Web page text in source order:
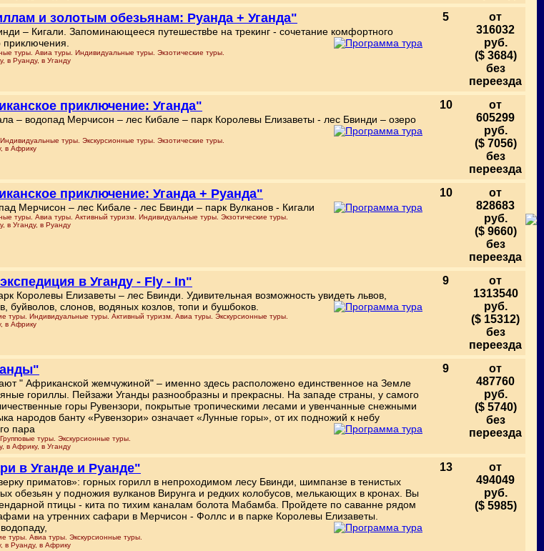
и золотым обезьянам: Руанда + Уганда"
– Кигали. Запоминающееся путешествbе на трекинг - сочетание комфортного
туры. Авиа туры. Индивидуальные туры. Экзотические туры.
в Руанду, в Уганду
5
от
316032
руб.
($ 3684)
без
переезда
приключение: Уганда"
– водопад Мерчисон – лес Кибале – парк Королевы Елизаветы - лес Бвинди – озеро
туры. Экскурсионные туры. Экзотические туры.
в Африку
10
от
605299
руб.
($ 7056)
без
переезда
приключение: Уганда + Руанда"
Мерчисон – лес Кибале - лес Бвинди – парк Вулканов - Кигали
туры. Авиа туры. Активный туризм. Индивидуальные туры. Экзотические туры.
в Уганду, в Руанду
10
от
828683
руб.
($ 9660)
без
переезда
в Уганду - Fly - In"
Королевы Елизаветы – лес Бвинди. Удивительная возможность увидеть львов,
буйволов, слонов, водяных козлов, топи и бушбоков.
туры. Индивидуальные туры. Активный туризм. Авиа туры. Экскурсионные туры.
в Африку
9
от
1313540
руб.
($ 15312)
без
переезда
" Африканской жемчужиной" – именно здесь расположено единственное на Земле
гориллы. Пейзажи Уганды разнообразны и прекрасны. На западе страны, у самого
горы Рувензори, покрытые тропическими лесами и увенчанные снежными
народов банту «Рувензори» означает «Лунные горы», от их подножий к небу
пара
туры. Экскурсионные туры.
в Африку, в Уганду
9
от
487760
руб.
($ 5740)
без
переезда
в Уганде и Руанде"
приматов»: горных горилл в непроходимом лесу Бвинди, шимпанзе в тенистых
обезьян у подножия вулканов Вирунга и редких колобусов, мелькающих в кронах. Вы
птицы - кита по тихим каналам болота Мабамба. Пройдете по саванне рядом
на утренних сафари в Мерчисон - Фоллс и в парке Королевы Елизаветы.
туры. Авиа туры. Экскурсионные туры.
в Руанду, в Африку
13
от
494049
руб.
($ 5985)